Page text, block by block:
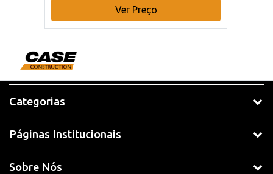
Ver Preço
Categorias
Páginas Institucionais
Sobre Nós